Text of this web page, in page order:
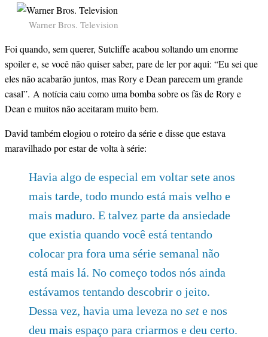
Warner Bros. Television
Foi quando, sem querer, Sutcliffe acabou soltando um enorme
spoiler e, se você não quiser saber, pare de ler por aqui: “Eu sei que
eles não acabarão juntos, mas Rory e Dean parecem um grande
casal”. A notícia caiu como uma bomba sobre os fãs de Rory e
Dean e muitos não aceitaram muito bem.
David também elogiou o roteiro da série e disse que estava
maravilhado por estar de volta à série:
Havia algo de especial em voltar sete anos
mais tarde, todo mundo está mais velho e
mais maduro. E talvez parte da ansiedade
que existia quando você está tentando
colocar pra fora uma série semanal não
está mais lá. No começo todos nós ainda
estávamos tentando descobrir o jeito.
Dessa vez, havia uma leveza no set e nos
deu mais espaço para criarmos e deu certo.